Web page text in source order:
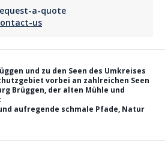
a-quote
us
und zu den Seen des Umkreises
vorbei an zahlreichen Seen
Brüggen, der alten Mühle und
aufregende schmale Pfade, Natur